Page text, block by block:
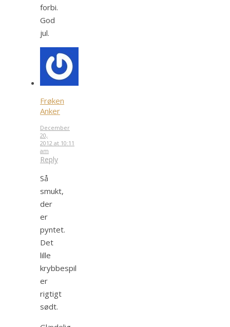
forbi.
God
jul.
Frøken
Anker
December
20,
2012 at 10:11
am
Reply
Så
smukt,
der
er
pyntet.
Det
lille
krybbespil
er
rigtigt
sødt.